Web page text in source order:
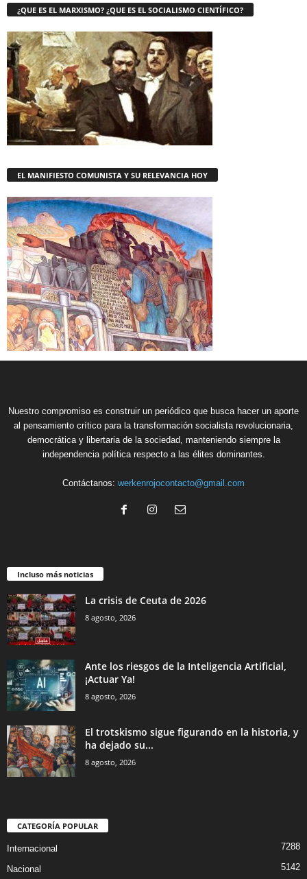
¿QUE ES EL MARXISMO? ¿QUE ES EL SOCIALISMO CIENTÍFICO?
EL MANIFIESTO COMUNISTA Y SU RELEVANCIA HOY
Nuestro compromiso es construir un periódico que busca hacer un aporte
al pensamiento crítico para la transformación socialista revolucionaria,
democrática y libertaria de la sociedad, manteniendo siempre la
independencia política respecto a las élites dominantes.
Contáctanos: werkenrojocontacto@gmail.com
Incluso más noticias
La crisis de Ceuta de 2026
8 agosto, 2026
Ante los riesgos de la Inteligencia Artificial,
¡Actuar Ya!
8 agosto, 2026
El trotskismo sigue figurando en la historia, y
ha dejado su...
8 agosto, 2026
CATEGORÍA POPULAR
Internacional 7288
Nacional 5142